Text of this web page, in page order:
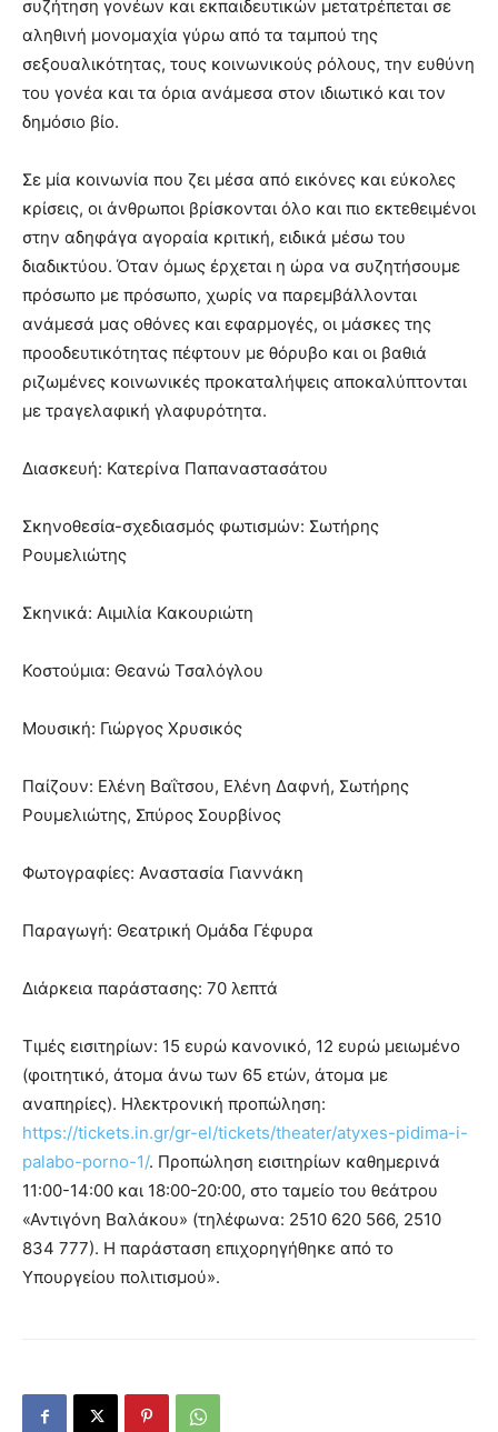
συζήτηση γονέων και εκπαιδευτικών μετατρέπεται σε
αληθινή μονομαχία γύρω από τα ταμπού της
σεξουαλικότητας, τους κοινωνικούς ρόλους, την ευθύνη
του γονέα και τα όρια ανάμεσα στον ιδιωτικό και τον
δημόσιο βίο.
Σε μία κοινωνία που ζει μέσα από εικόνες και εύκολες
κρίσεις, οι άνθρωποι βρίσκονται όλο και πιο εκτεθειμένοι
στην αδηφάγα αγοραία κριτική, ειδικά μέσω του
διαδικτύου. Όταν όμως έρχεται η ώρα να συζητήσουμε
πρόσωπο με πρόσωπο, χωρίς να παρεμβάλλονται
ανάμεσά μας οθόνες και εφαρμογές, οι μάσκες της
προοδευτικότητας πέφτουν με θόρυβο και οι βαθιά
ριζωμένες κοινωνικές προκαταλήψεις αποκαλύπτονται
με τραγελαφική γλαφυρότητα.
Διασκευή: Κατερίνα Παπαναστασάτου
Σκηνοθεσία-σχεδιασμός φωτισμών: Σωτήρης
Ρουμελιώτης
Σκηνικά: Αιμιλία Κακουριώτη
Κοστούμια: Θεανώ Τσαλόγλου
Μουσική: Γιώργος Χρυσικός
Παίζουν: Ελένη Βαΐτσου, Ελένη Δαφνή, Σωτήρης
Ρουμελιώτης, Σπύρος Σουρβίνος
Φωτογραφίες: Αναστασία Γιαννάκη
Παραγωγή: Θεατρική Ομάδα Γέφυρα
Διάρκεια παράστασης: 70 λεπτά
Τιμές εισιτηρίων: 15 ευρώ κανονικό, 12 ευρώ μειωμένο
(φοιτητικό, άτομα άνω των 65 ετών, άτομα με
αναπηρίες). Ηλεκτρονική προπώληση:
https://tickets.in.gr/gr-el/tickets/theater/atyxes-pidima-i-
palabo-porno-1/. Προπώληση εισιτηρίων καθημερινά
11:00-14:00 και 18:00-20:00, στο ταμείο του θεάτρου
«Αντιγόνη Βαλάκου» (τηλέφωνα: 2510 620 566, 2510
834 777). Η παράσταση επιχορηγήθηκε από το
Υπουργείου πολιτισμού».